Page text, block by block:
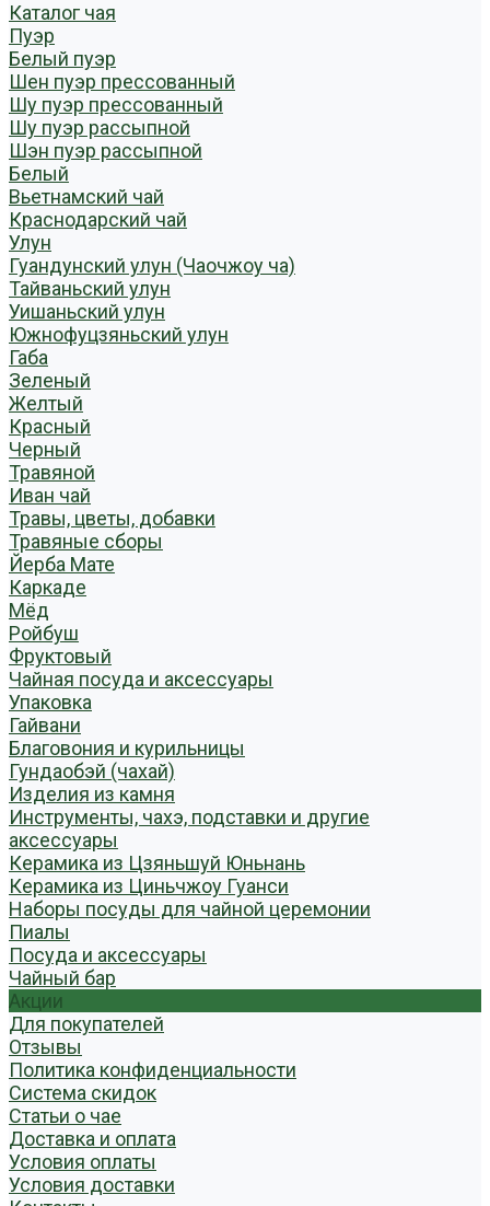
Каталог чая
Пуэр
Белый пуэр
Шен пуэр прессованный
Шу пуэр прессованный
Шу пуэр рассыпной
Шэн пуэр рассыпной
Белый
Вьетнамский чай
Краснодарский чай
Улун
Гуандунский улун (Чаочжоу ча)
Тайваньский улун
Уишаньский улун
Южнофуцзяньский улун
Габа
Зеленый
Желтый
Красный
Черный
Травяной
Иван чай
Травы, цветы, добавки
Травяные сборы
Йерба Мате
Каркаде
Мёд
Ройбуш
Фруктовый
Чайная посуда и аксессуары
Упаковка
Гайвани
Благовония и курильницы
Гундаобэй (чахай)
Изделия из камня
Инструменты, чахэ, подставки и другие
аксессуары
Керамика из Цзяньшуй Юньнань
Керамика из Циньчжоу Гуанси
Наборы посуды для чайной церемонии
Пиалы
Посуда и аксессуары
Чайный бар
Акции
Для покупателей
Отзывы
Политика конфиденциальности
Система скидок
Статьи о чае
Доставка и оплата
Условия оплаты
Условия доставки